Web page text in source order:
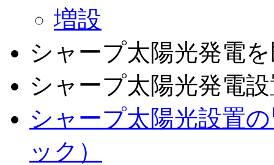
増設
シャープ太陽光発電
シャープ太陽光発電
シャープ太陽光設置
ック）